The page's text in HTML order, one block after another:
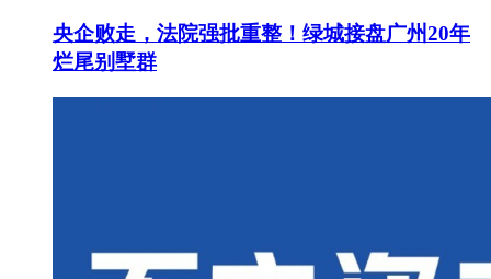
央企败走，法院强批重整！绿城接盘广州20年
烂尾别墅群